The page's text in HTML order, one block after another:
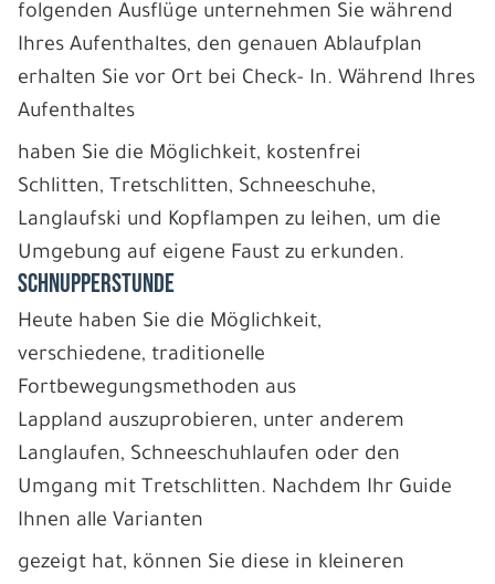
folgenden Ausflüge unternehmen Sie während
Ihres Aufenthaltes, den genauen Ablaufplan
erhalten Sie vor Ort bei Check- In. Während Ihres
Aufenthaltes
haben Sie die Möglichkeit, kostenfrei
Schlitten, Tretschlitten, Schneeschuhe,
Langlaufski und Kopflampen zu leihen, um die
Umgebung auf eigene Faust zu erkunden.
SCHNUPPERSTUNDE
Heute haben Sie die Möglichkeit,
verschiedene, traditionelle
Fortbewegungsmethoden aus
Lappland auszuprobieren, unter anderem
Langlaufen, Schneeschuhlaufen oder den
Umgang mit Tretschlitten. Nachdem Ihr Guide
Ihnen alle Varianten
gezeigt hat, können Sie diese in kleineren